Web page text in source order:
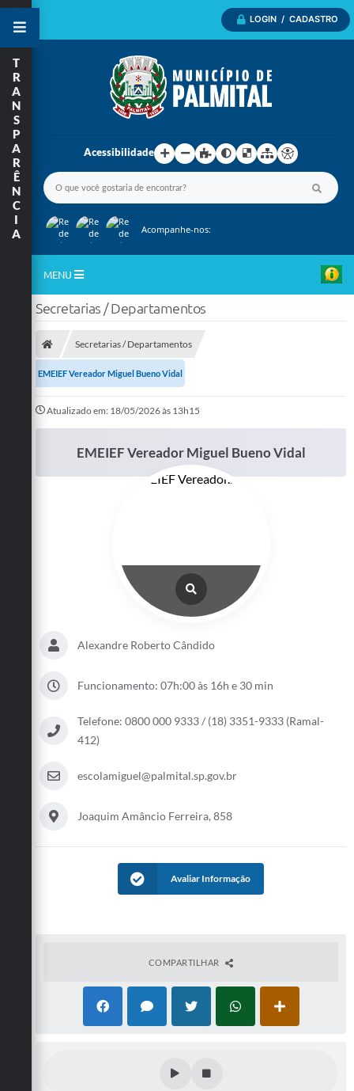
LOGIN / CADASTRO
Acessibilidade
Acompanhe-nos:
MENU
Inicio
A Nossa Cidade
A Prefeitura
Departamentos
T
R
A
N
S
P
A
R
Ê
N
C
I
A
Secretarias / Departamentos
Secretarias / Departamentos
EMEIEF Vereador Miguel Bueno Vidal
Atualizado em: 18/05/2026 às 13h15
EMEIEF Vereador Miguel Bueno Vidal
Alexandre Roberto Cândido
Funcionamento: 07h:00 às 16h e 30 min
Telefone: 0800 000 9333 / (18) 3351-9333 (Ramal-
412)
escolamiguel@palmital.sp.gov.br
Joaquim Amâncio Ferreira, 858
Avaliar Informação
COMPARTILHAR